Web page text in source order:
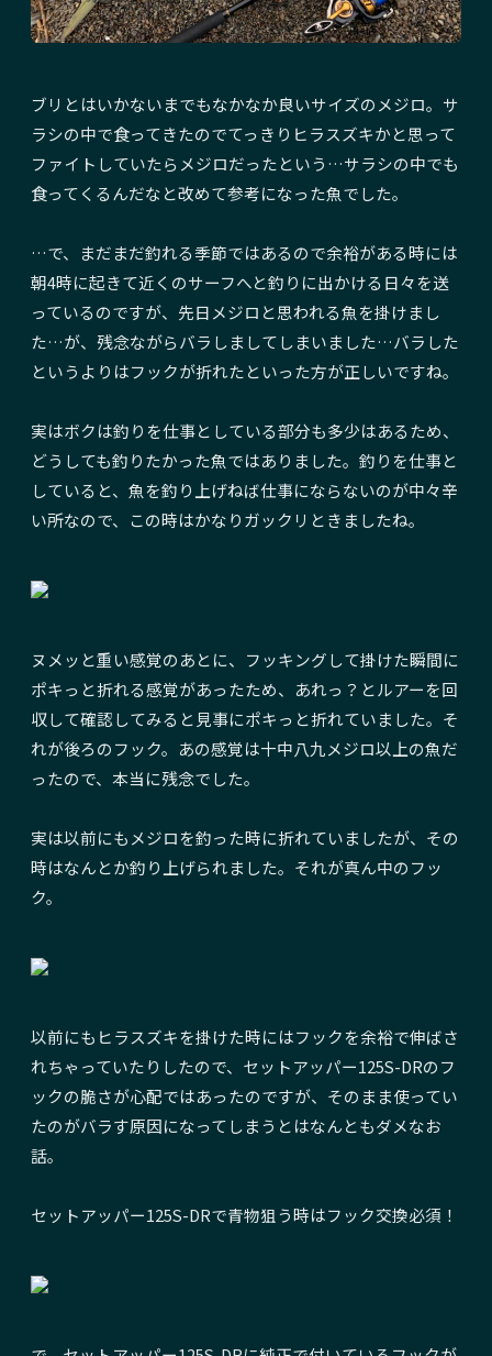
ブリとはいかないまでもなかなか良いサイズのメジロ。サ
ラシの中で食ってきたのでてっきりヒラスズキかと思って
ファイトしていたらメジロだったという…サラシの中でも
食ってくるんだなと改めて参考になった魚でした。
…で、まだまだ釣れる季節ではあるので余裕がある時には
朝4時に起きて近くのサーフへと釣りに出かける日々を送
っているのですが、先日メジロと思われる魚を掛けまし
た…が、残念ながらバラしましてしまいました…バラした
というよりはフックが折れたといった方が正しいですね。
実はボクは釣りを仕事としている部分も多少はあるため、
どうしても釣りたかった魚ではありました。釣りを仕事と
していると、魚を釣り上げねば仕事にならないのが中々辛
い所なので、この時はかなりガックリときましたね。
ヌメッと重い感覚のあとに、フッキングして掛けた瞬間に
ポキっと折れる感覚があったため、あれっ？とルアーを回
収して確認してみると見事にポキっと折れていました。そ
れが後ろのフック。あの感覚は十中八九メジロ以上の魚だ
ったので、本当に残念でした。
実は以前にもメジロを釣った時に折れていましたが、その
時はなんとか釣り上げられました。それが真ん中のフッ
ク。
以前にもヒラスズキを掛けた時にはフックを余裕で伸ばさ
れちゃっていたりしたので、セットアッパー125S-DRのフ
ックの脆さが心配ではあったのですが、そのまま使ってい
たのがバラす原因になってしまうとはなんともダメなお
話。
セットアッパー125S-DRで青物狙う時はフック交換必須！